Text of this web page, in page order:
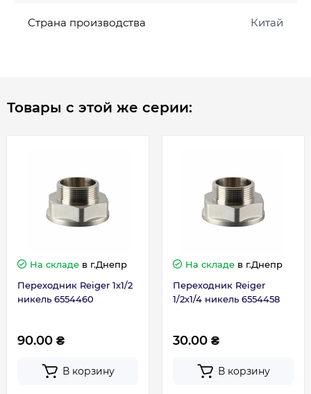
Страна производства Китай
Товары с этой же серии:
На складе в г.Днепр
Переходник Reiger 1х1/2
никель 6554460
90.00 ₴
В корзину
На складе в г.Днепр
Переходник Reiger
1/2х1/4 никель 6554458
30.00 ₴
В корзину